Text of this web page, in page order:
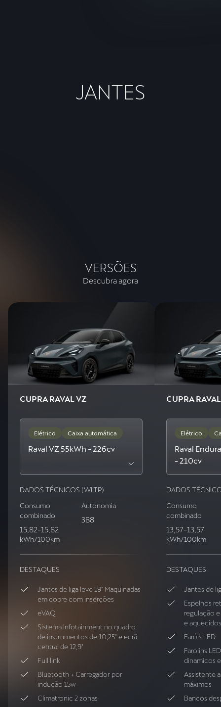
JANTES
VERSÕES
Descubra agora
CUPRA RAVAL VZ
Elétrico Caixa automática
Raval VZ 55kWh - 226cv
DADOS TÉCNICOS (WLTP)
Consumo
combinado
15,82-15,82
kWh/100km
Autonomia
388
DESTAQUES
Jantes de liga leve 19" Maquinadas
em cobre com inserções
eVAQ
Sistema Infotainment no quadro
de instrumentos de 10,25" e ecrã
central de 12,9"
Full link
Bluetooth + Carregador por
indução 15w
Climatronic 2 zonas
CUPRA
Elétrico
Raval
- 210cv
DADOS
Consumo
combinado
13,57-13,57
kWh/100km
DESTAQUES
Jantes de
Espelhos
regulação
e
Faróis LED
Farolins
dinamicos
Assistente
máximos
Bancos